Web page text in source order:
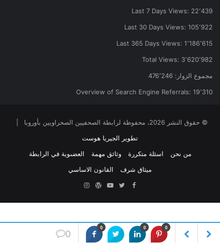
Last 7 Days Views: 22٬439
Last 30 Days Views: 105٬922
Last 365 Days Views: 1٬186٬615
Total Views: 3٬620٬982
مجموع الزوار: 476٬246
Overview of Search Engine Referrals: 19٬310
© حقوق النشر 2026، محفوظة لرابطة الصحفيين الصحراويين بأوروبا |
تطوير الجيريا هوست
من نحن
اسئلة متكررة وثائق مهمة
العضىوية في الرابطة
ميثاق شرف
القانون الاساسي
Facebook
Twitter
YouTubeووردبريس
0 0 0
0